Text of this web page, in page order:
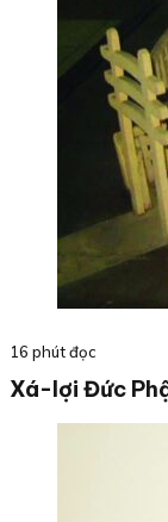
16 phút đọc
Xá-lợi Đức